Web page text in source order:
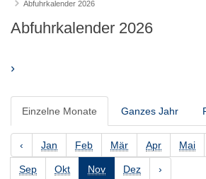
Abfuhrkalender 2026
Abfuhrkalender 2026
›
Einzelne Monate Ganzes Jahr
‹ Jan Feb Mär Apr Mai
Sep Okt Nov Dez ›